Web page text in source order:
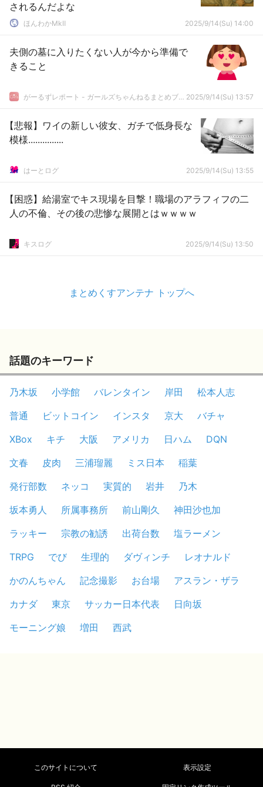
されるんだよな
ほんわかMkⅡ 2025/9/14(Su) 14:00
夫側の墓に入りたくない人が今から準備で
きること
がーるずレポート - ガールズちゃんねるまとめブログ 2025/9/14(Su) 13:57
【悲報】ワイの新しい彼女、ガチで低身長な
模様...............
はーとログ 2025/9/14(Su) 13:55
【困惑】給湯室でキス現場を目撃！職場のアラフィフの二
人の不倫、その後の悲惨な展開とはｗｗｗｗ
キスログ 2025/9/14(Su) 13:50
まとめくすアンテナ トップへ
話題のキーワード
乃木坂 小学館 バレンタイン 岸田
松本人志
普通
ビットコイン インスタ 京大
バチャ
XBox
キチ 大阪 アメリカ 日ハム
DQN
文春
皮肉 三浦瑠麗 ミス日本
稲葉
発行部数
ネッコ 実質的 岩井
乃木
坂本勇人
所属事務所 前山剛久
神田沙也加
ラッキー
宗教の勧誘 出荷台数
塩ラーメン
TRPG
でび 生理的 ダヴィンチ
レオナルド
かのんちゃん
記念撮影 お台場
アスラン・ザラ
カナダ
東京 サッカー日本代表
日向坂
モーニング娘
増田 西武
このサイトについて 表示設定